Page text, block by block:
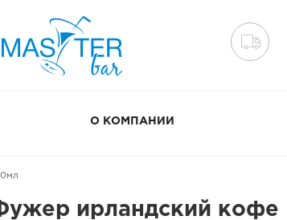
О КОМПАНИИ
ирландский кофе